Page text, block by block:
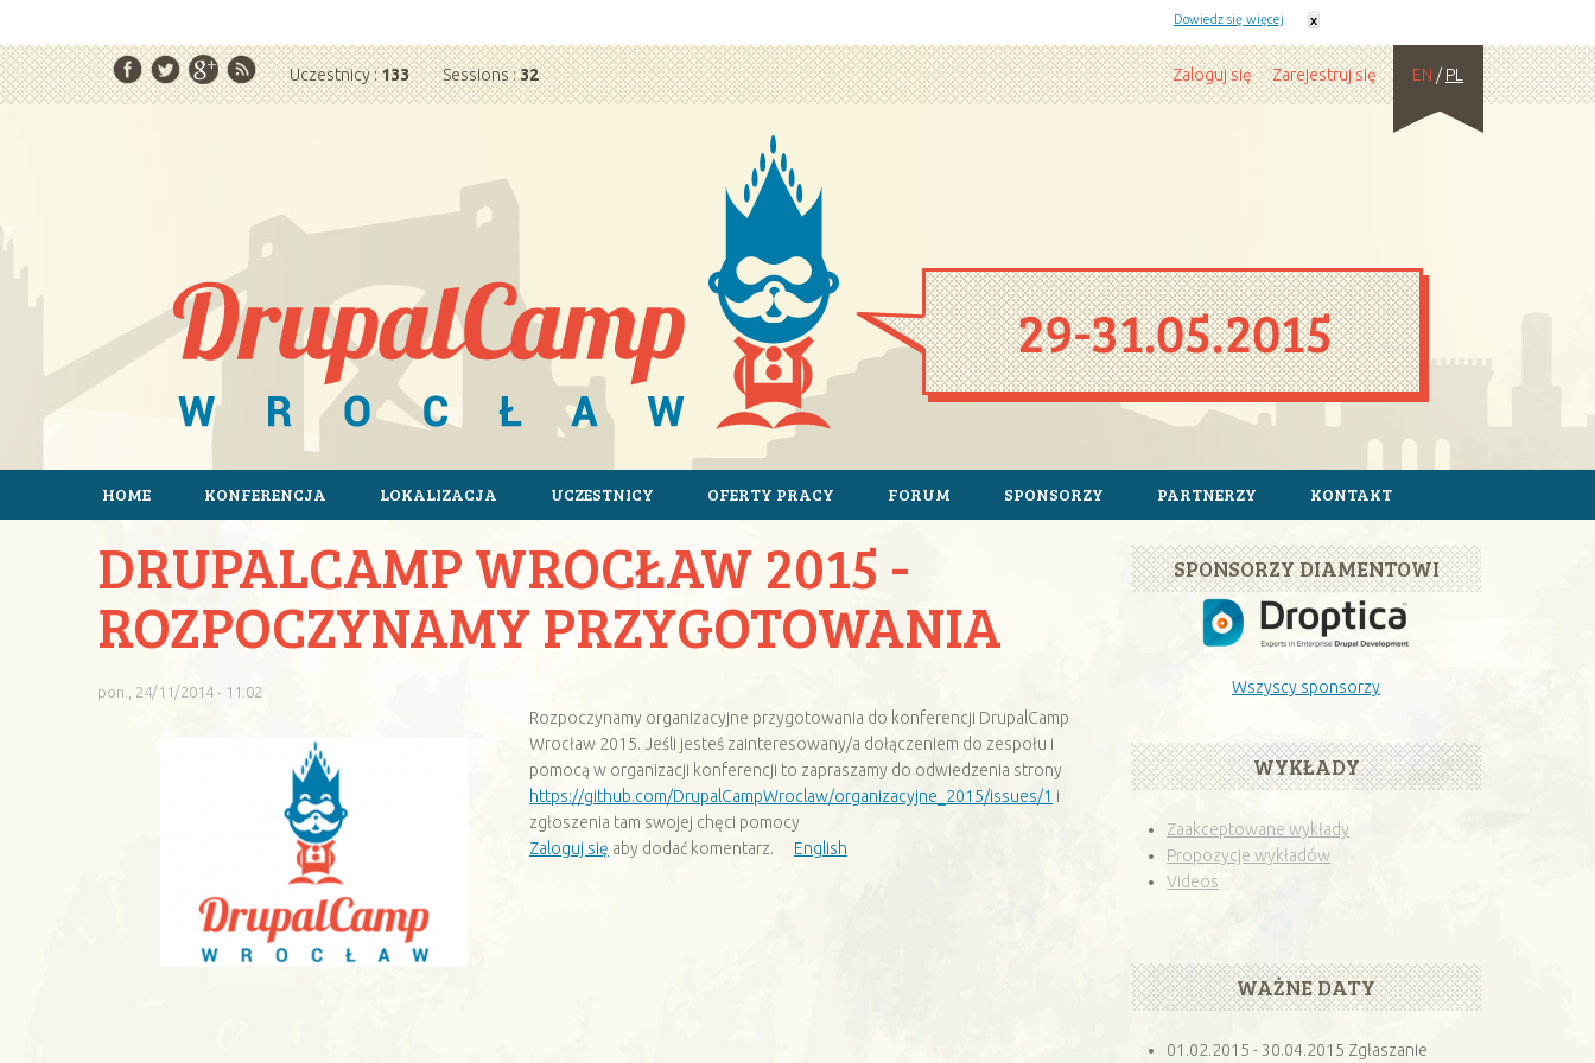
Dowiedz się więcej x
Uczestnicy :133 Sessions :32 Zaloguj się Zarejestruj się EN / PL
HOME KONFERENCJA LOKALIZACJA UCZESTNICY OFERTY PRACY FORUM SPONSORZY PARTNERZY KONTAKT
DRUPALCAMP WROCŁAW 2015 -
ROZPOCZYNAMY PRZYGOTOWANIA
pon., 24/11/2014 - 11:02
Rozpoczynamy organizacyjne przygotowania do konferencji DrupalCamp
Wrocław 2015. Jeśli jesteś zainteresowany/a dołączeniem do zespołu i
pomocą w organizacji konferencji to zapraszamy do odwiedzenia strony
https://github.com/DrupalCampWroclaw/organizacyjne_2015/issues/1 i
zgłoszenia tam swojej chęci pomocy
Zaloguj się aby dodać komentarz. English
SPONSORZY DIAMENTOWI
Wszyscy sponsorzy
WYKŁADY
Zaakceptowane wykłady
Propozycje wykładów
Videos
WAŻNE DATY
01.02.2015 - 30.04.2015 Zgłaszanie